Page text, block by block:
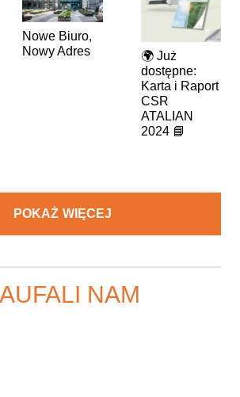
Nowe Biuro,
Nowy Adres
🌍 Już
dostępne:
Karta i Raport
CSR
ATALIAN
2024 📘
POKAŻ WIĘCEJ
NAM